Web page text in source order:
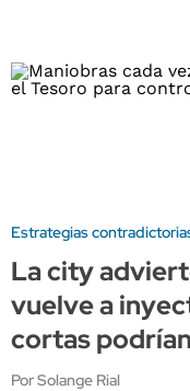
Estrategias
La city
vuelve a
cortas
Por Solange Rial